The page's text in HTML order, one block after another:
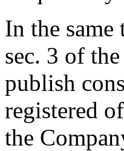
In the same
sec. 3 of
publish
registered
the